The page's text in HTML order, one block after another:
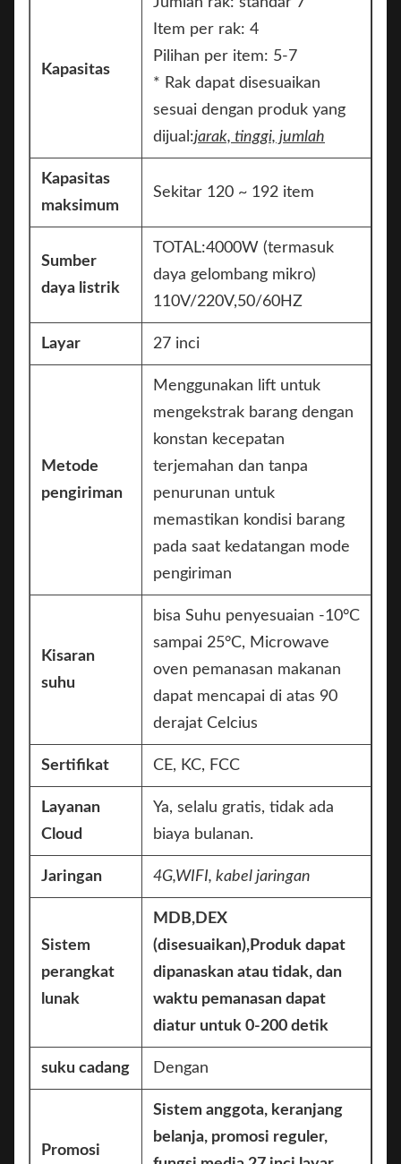
Kapasitas
Item per rak: 4
Pilihan per item: 5-7
* Rak dapat disesuaikan
sesuai dengan produk yang
dijual:jarak, tinggi, jumlah
Kapasitas
maksimum
Sekitar 120 ~ 192 item
Sumber
daya listrik
TOTAL:4000W (termasuk
daya gelombang mikro)
110V/220V,50/60HZ
Layar 27 inci
Metode
pengiriman
Menggunakan lift untuk
mengekstrak barang dengan
konstan kecepatan
terjemahan dan tanpa
penurunan untuk
memastikan kondisi barang
pada saat kedatangan mode
pengiriman
Kisaran
suhu
bisa Suhu penyesuaian -10°C
sampai 25°C, Microwave
oven pemanasan makanan
dapat mencapai di atas 90
derajat Celcius
Sertifikat CE, KC, FCC
Layanan
Cloud
Ya, selalu gratis, tidak ada
biaya bulanan.
Jaringan 4G,WIFI, kabel jaringan
Sistem
perangkat
lunak
MDB,DEX
(disesuaikan),Produk dapat
dipanaskan atau tidak, dan
waktu pemanasan dapat
diatur untuk 0-200 detik
suku cadang Dengan
Promosi
Sistem anggota, keranjang
belanja, promosi reguler,